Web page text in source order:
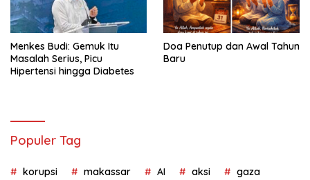
Menkes Budi: Gemuk Itu
Masalah Serius, Picu
Hipertensi hingga Diabetes
Doa Penutup dan Awal Tahun
Baru
Populer Tag
korupsi makassar AI aksi gaza